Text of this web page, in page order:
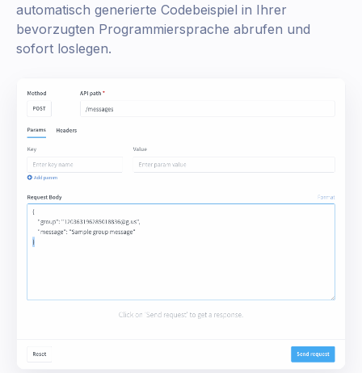
automatisch generierte Codebeispiel in Ihrer
bevorzugten Programmiersprache abrufen und
sofort loslegen.